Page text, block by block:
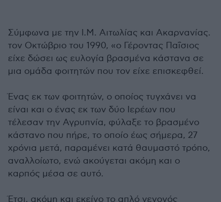
Σύμφωνα με την Ι.Μ. Αιτωλίας και Ακαρνανίας.
τον Οκτώβριο του 1990, «ο Γέροντας Παΐσιος
είχε δώσει ως ευλογία βρασμένα κάστανα σε
μια ομάδα φοιτητών που τον είχε επισκεφθεί.
Ένας εκ των φοιτητών, ο οποίος τυγχάνει να
είναι και ο ένας εκ των δύο Ιερέων που
τέλεσαν την Αγρυπνία, φύλαξε το βρασμένο
κάστανο που πήρε, το οποίο έως σήμερα, 27
χρόνια μετά, παραμένει κατά θαυμαστό τρόπο,
αναλλοίωτο, ενώ ακούγεται ακόμη και ο
καρπός μέσα σε αυτό.
Έτσι, ακόμη και εκείνο το απλό γεγονός